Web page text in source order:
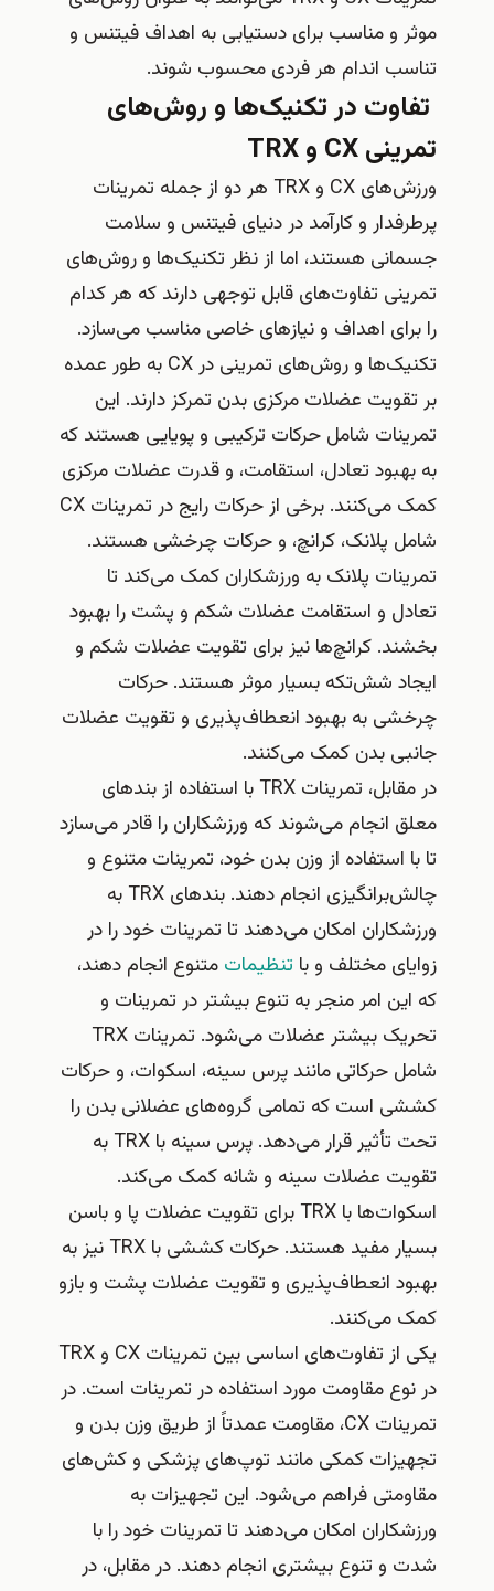
موثر و مناسب برای دستیابی به اهداف فیتنس و
تناسب اندام هر فردی محسوب شوند.
تفاوت در تکنیک‌ها و روش‌های
تمرینی CX و TRX
ورزش‌های CX و TRX هر دو از جمله تمرینات
پرطرفدار و کارآمد در دنیای فیتنس و سلامت
جسمانی هستند، اما از نظر تکنیک‌ها و روش‌های
تمرینی تفاوت‌های قابل توجهی دارند که هر کدام
را برای اهداف و نیازهای خاصی مناسب می‌سازد.
تکنیک‌ها و روش‌های تمرینی در CX به طور عمده
بر تقویت عضلات مرکزی بدن تمرکز دارند. این
تمرینات شامل حرکات ترکیبی و پویایی هستند که
به بهبود تعادل، استقامت، و قدرت عضلات مرکزی
کمک می‌کنند. برخی از حرکات رایج در تمرینات CX
شامل پلانک، کرانچ، و حرکات چرخشی هستند.
تمرینات پلانک به ورزشکاران کمک می‌کند تا
تعادل و استقامت عضلات شکم و پشت را بهبود
بخشند. کرانچ‌ها نیز برای تقویت عضلات شکم و
ایجاد شش‌تکه بسیار موثر هستند. حرکات
چرخشی به بهبود انعطاف‌پذیری و تقویت عضلات
جانبی بدن کمک می‌کنند.
در مقابل، تمرینات TRX با استفاده از بندهای
معلق انجام می‌شوند که ورزشکاران را قادر می‌سازد
تا با استفاده از وزن بدن خود، تمرینات متنوع و
چالش‌برانگیزی انجام دهند. بندهای TRX به
ورزشکاران امکان می‌دهند تا تمرینات خود را در
زوایای مختلف و با تنظیمات متنوع انجام دهند،
که این امر منجر به تنوع بیشتر در تمرینات و
تحریک بیشتر عضلات می‌شود. تمرینات TRX
شامل حرکاتی مانند پرس سینه، اسکوات، و حرکات
کششی است که تمامی گروه‌های عضلانی بدن را
تحت تأثیر قرار می‌دهد. پرس سینه با TRX به
تقویت عضلات سینه و شانه کمک می‌کند.
اسکوات‌ها با TRX برای تقویت عضلات پا و باسن
بسیار مفید هستند. حرکات کششی با TRX نیز به
بهبود انعطاف‌پذیری و تقویت عضلات پشت و بازو
کمک می‌کنند.
یکی از تفاوت‌های اساسی بین تمرینات CX و TRX
در نوع مقاومت مورد استفاده در تمرینات است. در
تمرینات CX، مقاومت عمدتاً از طریق وزن بدن و
تجهیزات کمکی مانند توپ‌های پزشکی و کش‌های
مقاومتی فراهم می‌شود. این تجهیزات به
ورزشکاران امکان می‌دهند تا تمرینات خود را با
شدت و تنوع بیشتری انجام دهند. در مقابل، در